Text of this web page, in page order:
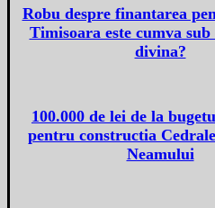
Robu despre finantarea
Timisoara este cumva sub
divina?
100.000 de lei de la
pentru constructia
Neamului